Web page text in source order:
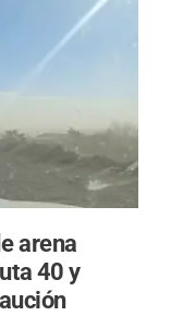
arena
40 y